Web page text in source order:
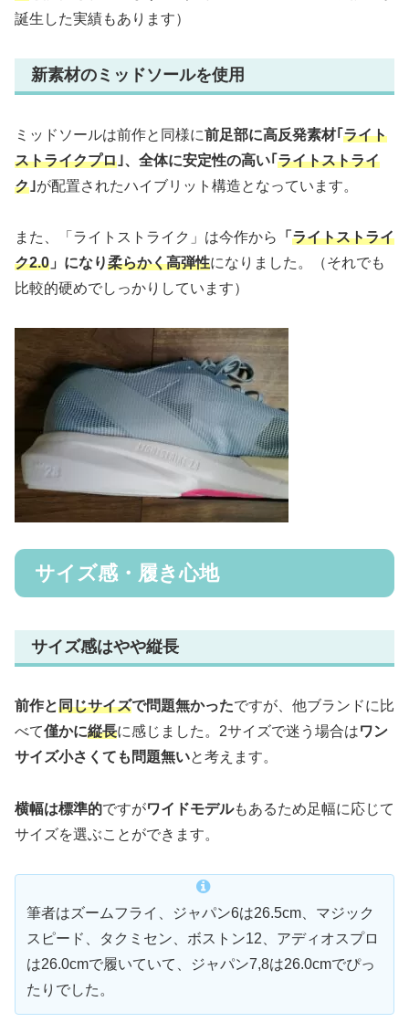
誕生した実績もあります）
新素材のミッドソールを使用
ミッドソールは前作と同様に前足部に高反発素材｢ ライト
ストライクプロ ｣、全体に安定性の高い｢ ライトストライ
ク ｣が配置されたハイブリット構造となっています。
また、「ライトストライク」は今作から 「 ライトストライ
ク2.0 」になり柔らかく高弾性になりました。（それでも
比較的硬めでしっかりしています）
サイズ感・履き心地
サイズ感はやや縦長
前作と同じサイズで問題無かったですが、他ブランドに比
べて僅かに縦長に感じました。2サイズで迷う場合はワン
サイズ小さくても問題無いと考えます。
横幅は標準的ですがワイドモデルもあるため足幅に応じて
サイズを選ぶことができます。
筆者はズームフライ、ジャパン6は26.5cm、マジック
スピード、タクミセン、ボストン12、アディオスプロ
は26.0cmで履いていて、ジャパン7,8は26.0cmでぴっ
たりでした。